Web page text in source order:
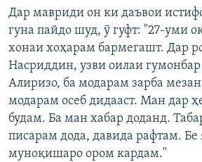
Дар мавриди он ки даъвои
гуна пайдо шуд, ӯ гуфт: "27-уми
хонаи хоҳарам бармегашт. Дар
Насриддин, узви оилаи гумонбар
Алиризо, ба модарам зарба
модарам осеб дидааст. Ман дар
будам. Ба ман хабар доданд.
писарам дода, давида рафтам. Бе
муноқишаро ором кардам."